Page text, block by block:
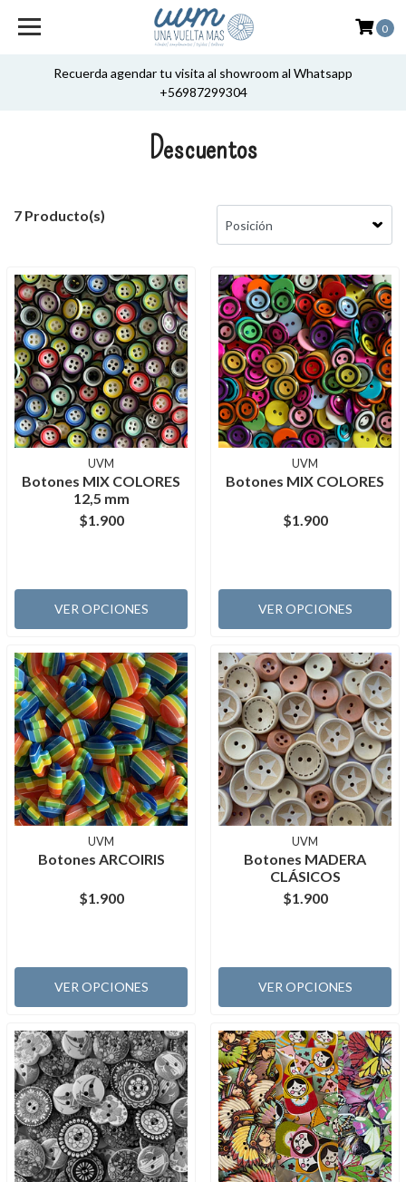
Recuerda agendar tu visita al showroom al Whatsapp
+56987299304
0
Descuentos
7 Producto(s)
UVM
Botones MIX COLORES
12,5 mm
$1.900
VER OPCIONES
UVM
Botones MIX COLORES
$1.900
VER OPCIONES
UVM
Botones ARCOIRIS
$1.900
VER OPCIONES
UVM
Botones MADERA
CLÁSICOS
$1.900
VER OPCIONES